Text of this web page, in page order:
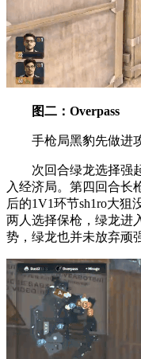
图二：Overpass
手枪局黑豹先做进攻
次回合绿龙选择强起
入经济局。第四回合长
后的1V1环节sh1ro大
两人选择保枪，绿龙进
势，绿龙也并未放弃顽